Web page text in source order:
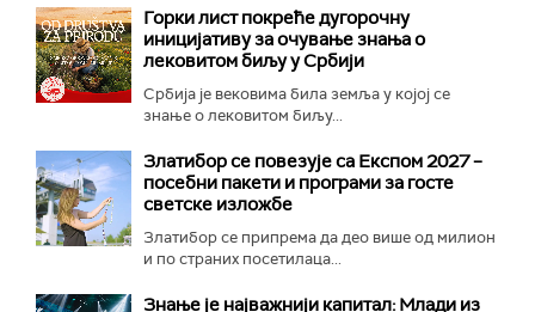
Горки лист покреће дугорочну
иницијативу за очување знања о
лековитом биљу у Србији
Србија је вековима била земља у којој се
знање о лековитом биљу...
Златибор се повезује са Експом 2027 –
посебни пакети и програми за госте
светске изложбе
Златибор се припрема да део више од милион
и по страних посетилаца...
Знање је најважнији капитал: Млади из